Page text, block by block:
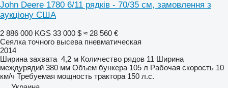
John Deere 1780 6/11 рядків - 70/35 см, замовлення з
аукціону США
2 886 000 KGS 33 000 $ ≈ 28 560 €
Сеялка точного высева пневматическая
2014
Ширина захвата 4,2 м Количество рядов 11 Ширина
междурядий 380 мм Объем бункера 105 л Рабочая скорость 10
км/ч Требуемая мощность трактора 150 л.с.